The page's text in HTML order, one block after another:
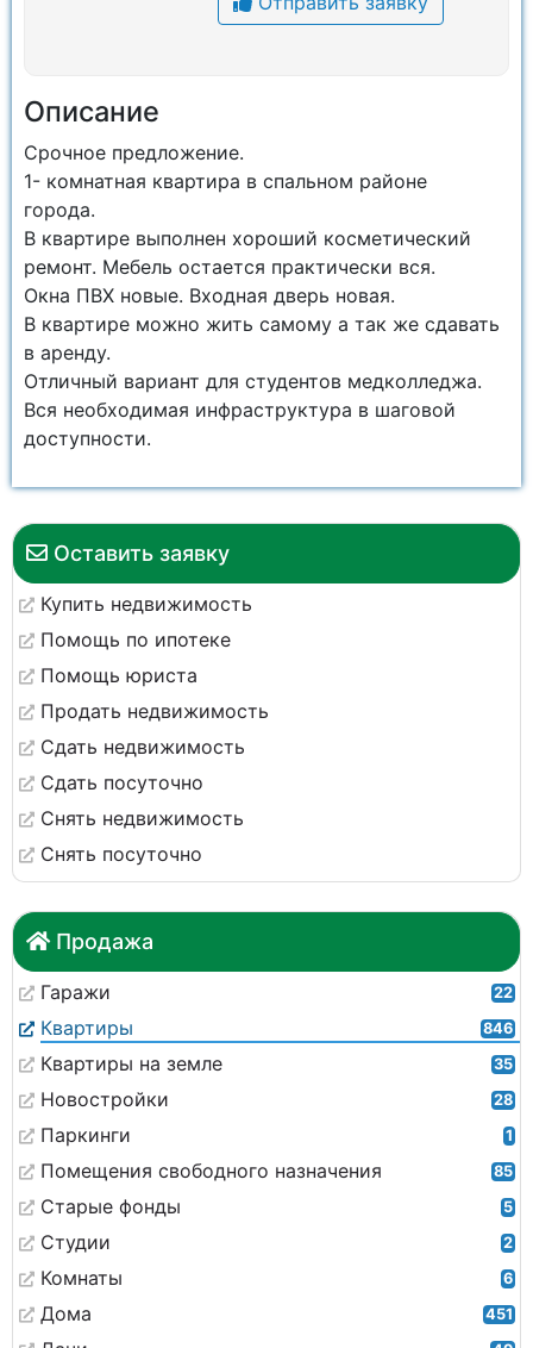
Оставить заявку
Купить недвижимость
Помощь по ипотеке
Помощь юриста
Продать недвижимость
Сдать недвижимость
Сдать посуточно
Снять недвижимость
Снять посуточно
Продажа
Гаражи 22
Квартиры 846
Квартиры на земле 35
Новостройки 28
Паркинги 1
Помещения свободного назначения 85
Старые фонды 5
Студии 2
Комнаты 6
Дома 451
Описание
Срочное предложение.
1- комнатная квартира в спальном районе
города.
В квартире выполнен хороший косметический
ремонт. Мебель остается практически вся.
Окна ПВХ новые. Входная дверь новая.
В квартире можно жить самому а так же сдавать
в аренду.
Отличный вариант для студентов медколледжа.
Вся необходимая инфраструктура в шаговой
доступности.